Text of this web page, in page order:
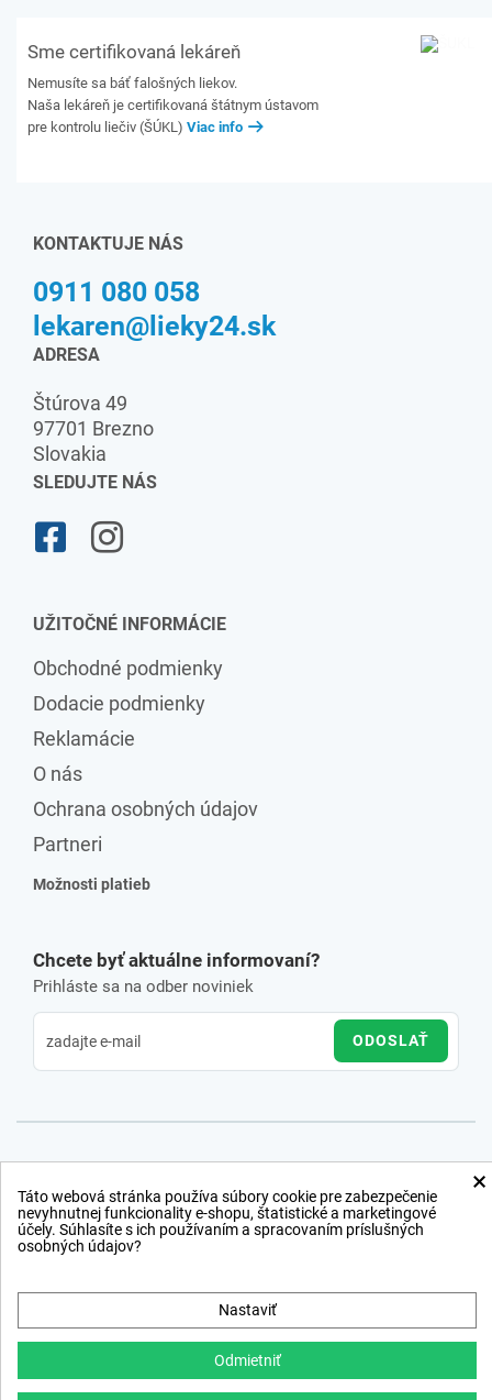
Sme certifikovaná lekáreň
Nemusíte sa báť falošných liekov.
Naša lekáreň je certifikovaná štátnym ústavom
pre kontrolu liečiv (ŠÚKL) Viac info
KONTAKTUJE NÁS
0911 080 058
lekaren@lieky24.sk
ADRESA
Štúrova 49
97701 Brezno
Slovakia
SLEDUJTE NÁS
UŽITOČNÉ INFORMÁCIE
Obchodné podmienky
Dodacie podmienky
Reklamácie
O nás
Ochrana osobných údajov
Partneri
Možnosti platieb
Chcete byť aktuálne informovaní?
Prihláste sa na odber noviniek
ODOSLAŤ
×
Táto webová stránka používa súbory cookie pre zabezpečenie
nevyhnutnej funkcionality e-shopu, štatistické a marketingové
účely. Súhlasíte s ich používaním a spracovaním príslušných
osobných údajov?
Nastaviť
Odmietniť